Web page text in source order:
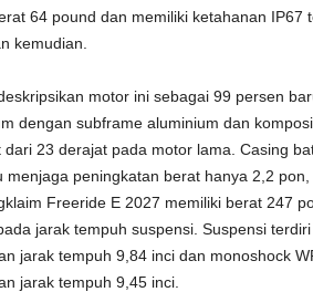
64 pound dan memiliki ketahanan IP67
kemudian.
motor ini sebagai 99 persen
dengan subframe aluminium dan
dari 23 derajat pada motor lama. Casing
menjaga peningkatan berat hanya 2,2
Freeride E 2027 memiliki berat 247
jarak tempuh suspensi. Suspensi
jarak tempuh 9,84 inci dan monoshock
jarak tempuh 9,45 inci.